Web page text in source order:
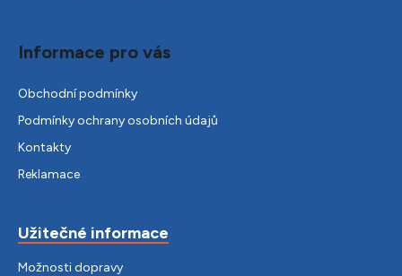
Informace pro vás
Obchodní podmínky
Podmínky ochrany osobních údajů
Kontakty
Reklamace
Užitečné informace
Možnosti dopravy